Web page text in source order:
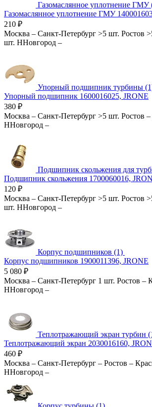
Газомаслянное уплотнение ГМУ
Газомаслянное уплотнение ГМУ
210 ₽
Москва – Санкт-Петербург >5 шт. Ростов
шт. ННовгород –
Упорный подшипник турбины
Упорный подшипник 1600016025, JRONE
380 ₽
Москва – Санкт-Петербург >5 шт. Ростов –
ННовгород –
Подшипник скольжения для
Подшипник скольжения 1700060016,
120 ₽
Москва – Санкт-Петербург >5 шт. Ростов
шт. ННовгород –
Корпус подшипников (1)
Корпус подшипников 1900011396, JRONE
5 080 ₽
Москва – Санкт-Петербург 1 шт. Ростов –
ННовгород –
Теплотражающий экран турбин
Теплотражающий экран 2030016160,
460 ₽
Москва – Санкт-Петербург – Ростов –
ННовгород –